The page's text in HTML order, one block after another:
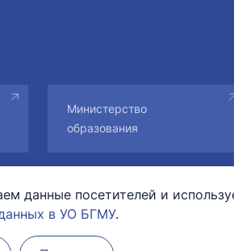
Министерство
образования
При
данные посетителей и
в УО БГМУ.